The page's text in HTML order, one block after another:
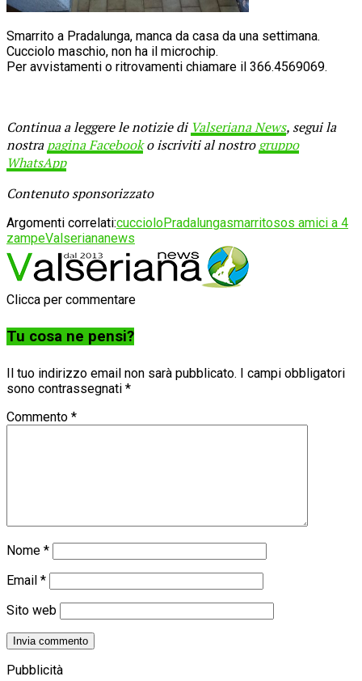
Smarrito a Pradalunga, manca da casa da una settimana.
Cucciolo maschio, non ha il microchip.
Per avvistamenti o ritrovamenti chiamare il 366.4569069.
Continua a leggere le notizie di Valseriana News, segui la
nostrapagina Facebooko iscriviti al nostrogruppo
WhatsApp
Contenuto sponsorizzato
Argomenti correlati:cuccioloPradalungasmarritosos amici a 4
zampeValseriananews
Clicca per commentare
Tu cosa ne pensi?
Il tuo indirizzo email non sarà pubblicato. I campi obbligatori
sono contrassegnati *
Commento *
Nome *
Email *
Sito web
Pubblicità